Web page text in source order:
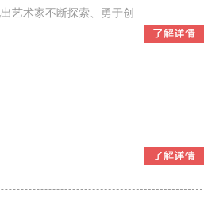
艺术家不断探索、勇于创